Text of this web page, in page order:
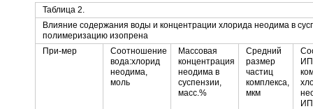
Таблица 2.
Влияние содержания воды и концентрации хлорида неодима в
полимеризацию изопрена
При-мер
Соотношение
вода:хлорид
неодима,
моль
Массовая
концентрация
неодима в
суспензии,
масс.%
Средний
размер
частиц
комплекса,
мкм